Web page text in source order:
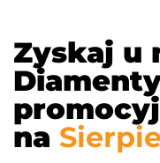
Zyskaj u
na